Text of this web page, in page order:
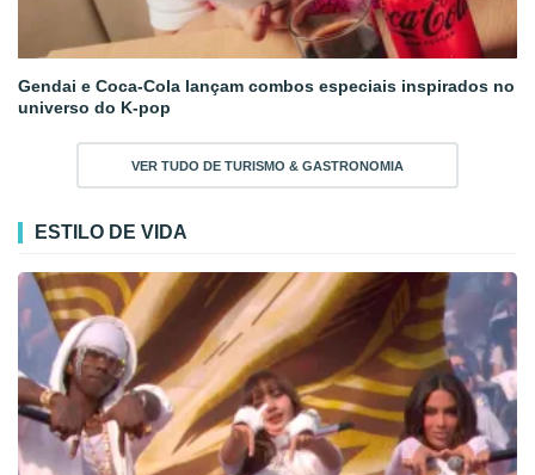
Gendai e Coca-Cola lançam combos especiais inspirados no
universo do K-pop
VER TUDO DE TURISMO & GASTRONOMIA
ESTILO DE VIDA